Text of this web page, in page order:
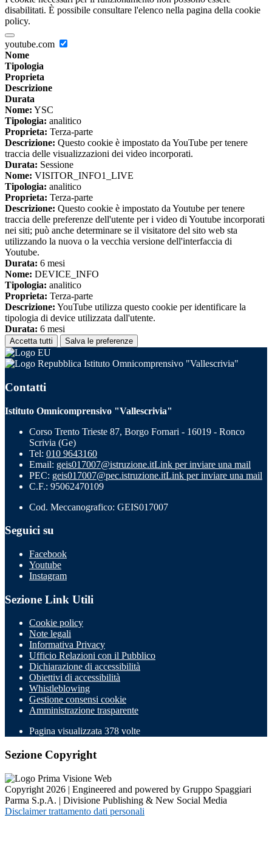
disabilitati. È possibile consultare l'elenco nella pagina della cookie
policy.
youtube.com
Nome
Tipologia
Proprieta
Descrizione
Durata
Nome: YSC
Tipologia: analitico
Proprieta: Terza-parte
Descrizione: Questo cookie è impostato da YouTube per tenere
traccia delle visualizzazioni dei video incorporati.
Durata: Sessione
Nome: VISITOR_INFO1_LIVE
Tipologia: analitico
Proprieta: Terza-parte
Descrizione: Questo cookie è impostato da Youtube per tenere
traccia delle preferenze dell'utente per i video di Youtube incorporati
nei siti; può anche determinare se il visitatore del sito web sta
utilizzando la nuova o la vecchia versione dell'interfaccia di
Youtube.
Durata: 6 mesi
Nome: DEVICE_INFO
Tipologia: analitico
Proprieta: Terza-parte
Descrizione: YouTube utilizza questo cookie per identificare la
tipologia di device utilizzata dall'utente.
Durata: 6 mesi
Accetta tutti Salva le preferenze
Istituto Omnicomprensivo "Vallescrivia"
Contatti
Istituto Omnicomprensivo "Vallescrivia"
Corso Trento Trieste 87, Borgo Fornari - 16019 - Ronco
Scrivia (Ge)
Tel: 010 9643160
Email: geis017007@istruzione.itLink per inviare una mail
PEC: geis017007@pec.istruzione.itLink per inviare una mail
C.F.: 95062470109
Cod. Meccanografico: GEIS017007
Seguici su
Facebook
Youtube
Instagram
Sezione Link Utili
Cookie policy
Note legali
Informativa Privacy
Ufficio Relazioni con il Pubblico
Dichiarazione di accessibilità
Obiettivi di accessibilità
Whistleblowing
Gestione consensi cookie
Amministrazione trasparente
Pagina visualizzata 378 volte
Sezione Copyright
Copyright 2026 | Engineered and powered by Gruppo Spaggiari
Parma S.p.A. | Divisione Publishing & New Social Media
Disclaimer trattamento dati personali